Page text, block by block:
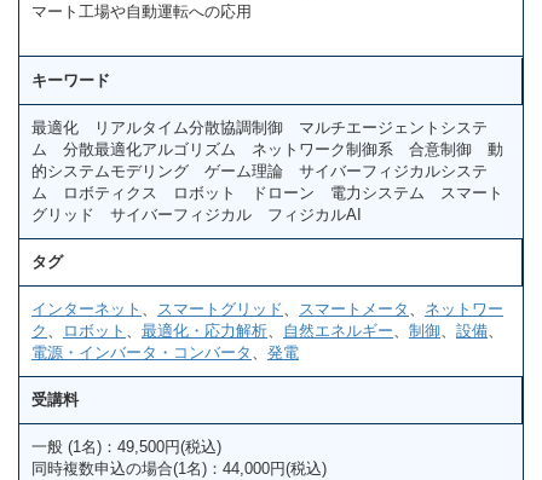
マート工場や自動運転への応用
キーワード
最適化 リアルタイム分散協調制御 マルチエージェントシステ
ム 分散最適化アルゴリズム ネットワーク制御系 合意制御 動
的システムモデリング ゲーム理論 サイバーフィジカルシステ
ム ロボティクス ロボット ドローン 電力システム スマート
グリッド サイバーフィジカル フィジカルAI
タグ
インターネット スマートグリッド スマートメータ
ネットワー
ク
ロボット 最適化・応力解析 自然エネルギー 制御 設備
電源・インバータ・コンバータ
発電
受講料
一般 (1名)：49,500円(税込)
同時複数申込の場合(1名)：44,000円(税込)